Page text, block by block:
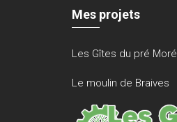
Mes projets
Les Gîtes du pré Moré
Le moulin de Braives